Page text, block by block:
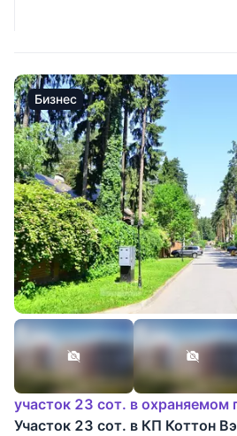
Бизнес
участок 23 сот. в охраняемом
Участок 23 сот. в КП Коттон